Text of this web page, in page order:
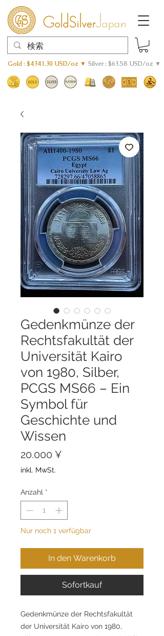
Gold : $4341.30 USD/oz ▼ Silver : $63.58 USD/oz ▼
Gedenkmünze der
Rechtsfakultät der
Universität Kairo
von 1980, Silber,
PCGS MS66 – Ein
Symbol für
Geschichte und
Wissen
20.000 ¥
inkl. MwSt.
Anzahl *
Nur noch 1 verfügbar
In den Warenkorb
Sofortkauf
Gedenkmünze der Rechtsfakultät
der Universität Kairo von 1980,